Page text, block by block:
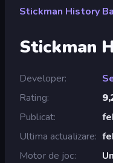
Stickman History
Stickman
Developer
Rating
Publicat
Ultima actualizare
Motor de joc